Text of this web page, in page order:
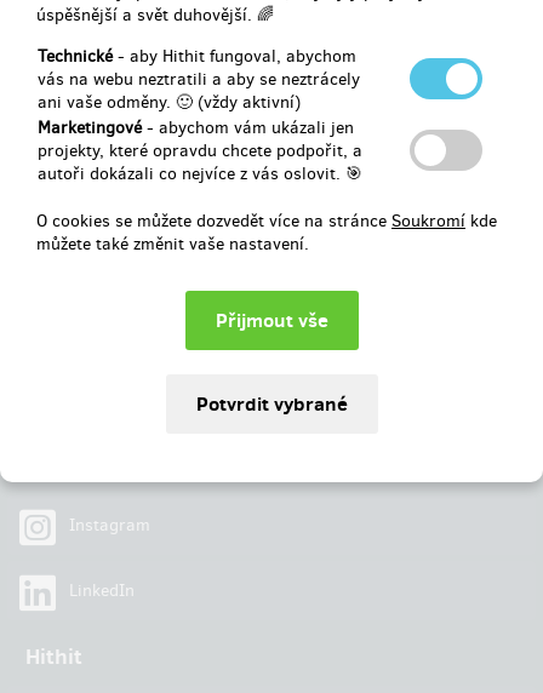
úspěšnější a svět duhovější. 🌈
Technické- aby Hithit fungoval, abychom
vás na webu neztratili a aby se neztrácely
ani vaše odměny. 🙂 (vždy aktivní)
Marketingové- abychom vám ukázali jen
projekty, které opravdu chcete podpořit, a
autoři dokázali co nejvíce z vás oslovit. 🎯
O cookies se můžete dozvedět více na stránce Soukromí kde
můžete také změnit vaše nastavení.
Vybráno
57 480 Kčz50 000 Kč
114% Úspěšně dokončený
Instagram
LinkedIn
Hithit